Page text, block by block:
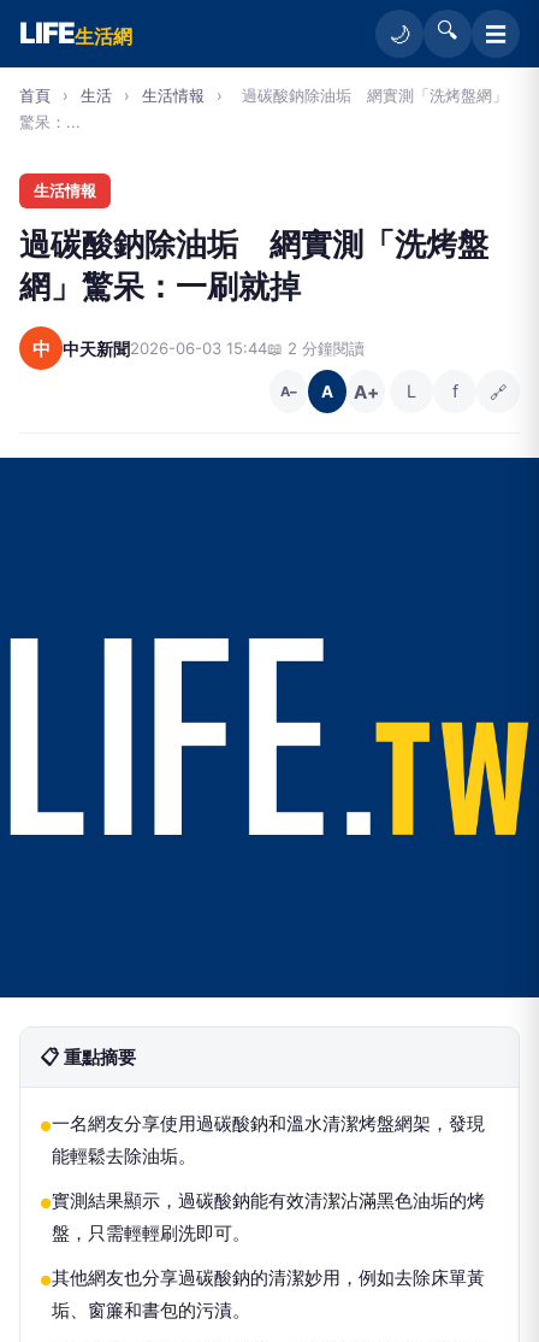
LIFE生活網 🌙 🔍 ☰
首頁 › 生活 › 生活情報 ›
過碳酸鈉除油垢 網實測「洗烤盤網」
驚呆：...
生活情報
過碳酸鈉除油垢 網實測「洗烤盤
網」驚呆：一刷就掉
中 中天新聞2026-06-03 15:44📖 2 分鐘閱讀
A− A A+ L f 🔗
📋 重點摘要
●一名網友分享使用過碳酸鈉和溫水清潔烤盤網架，發現
能輕鬆去除油垢。
●實測結果顯示，過碳酸鈉能有效清潔沾滿黑色油垢的烤
盤，只需輕輕刷洗即可。
●其他網友也分享過碳酸鈉的清潔妙用，例如去除床單黃
垢、窗簾和書包的污漬。